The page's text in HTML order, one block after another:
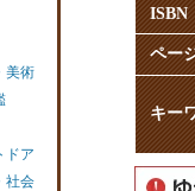
ISBN
ペー
キー